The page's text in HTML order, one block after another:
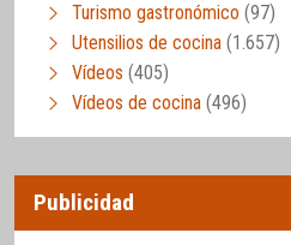
Turismo gastronómico (97)
Utensilios de cocina (1.657)
Vídeos (405)
Vídeos de cocina (496)
Publicidad